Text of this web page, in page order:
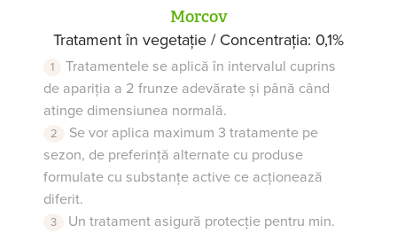
Morcov
Tratament în vegetație / Concentrația: 0,1%
Tratamentele se aplică în intervalul cuprins
de apariția a 2 frunze adevărate și până când
atinge dimensiunea normală.
Se vor aplica maximum 3 tratamente pe
sezon, de preferință alternate cu produse
formulate cu substanțe active ce acționează
diferit.
Un tratament asigură protecție pentru min.